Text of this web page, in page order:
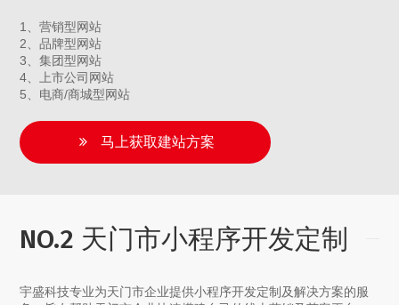
1、营销型网站
2、品牌型网站
3、集团型网站
4、上市公司网站
5、电商/商城型网站
马上获取建站方案
NO.2 天门市小程序开发定制
宇盛科技专业为天门市企业提供小程序开发定制及解决方案的服